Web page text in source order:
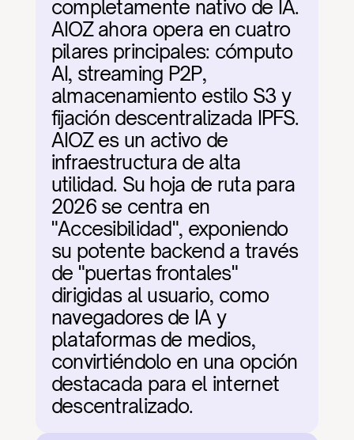
completamente nativo de IA.
AIOZ ahora opera en cuatro
pilares principales: cómputo
AI, streaming P2P,
almacenamiento estilo S3 y
fijación descentralizada IPFS.
AIOZ es un activo de
infraestructura de alta
utilidad. Su hoja de ruta para
2026 se centra en
"Accesibilidad", exponiendo
su potente backend a través
de "puertas frontales"
dirigidas al usuario, como
navegadores de IA y
plataformas de medios,
convirtiéndolo en una opción
destacada para el internet
descentralizado.